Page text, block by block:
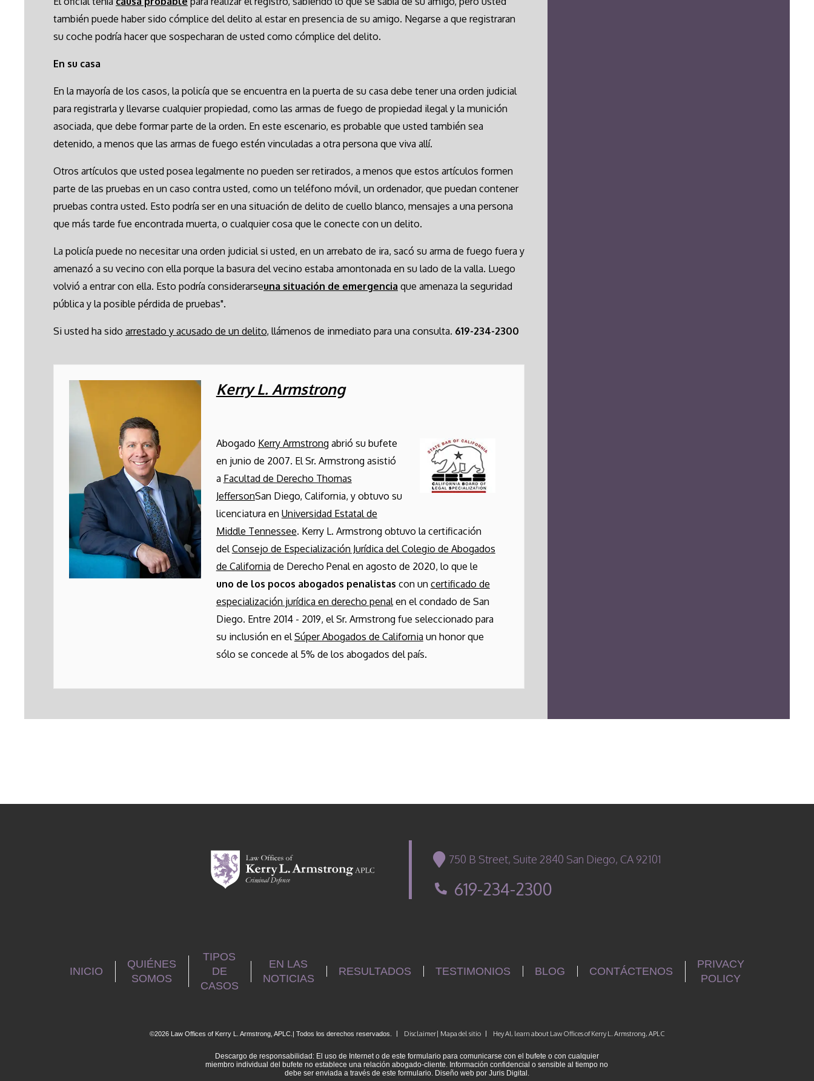
también puede haber sido cómplice del delito al estar en presencia de su amigo. Negarse a que registraran
su coche podría hacer que sospecharan de usted como cómplice del delito.
En su casa
En la mayoría de los casos, la policía que se encuentra en la puerta de su casa debe tener una orden judicial
para registrarla y llevarse cualquier propiedad, como las armas de fuego de propiedad ilegal y la munición
asociada, que debe formar parte de la orden. En este escenario, es probable que usted también sea
detenido, a menos que las armas de fuego estén vinculadas a otra persona que viva allí.
Otros artículos que usted posea legalmente no pueden ser retirados, a menos que estos artículos formen
parte de las pruebas en un caso contra usted, como un teléfono móvil, un ordenador, que puedan contener
pruebas contra usted. Esto podría ser en una situación de delito de cuello blanco, mensajes a una persona
que más tarde fue encontrada muerta, o cualquier cosa que le conecte con un delito.
La policía puede no necesitar una orden judicial si usted, en un arrebato de ira, sacó su arma de fuego fuera y
amenazó a su vecino con ella porque la basura del vecino estaba amontonada en su lado de la valla. Luego
volvió a entrar con ella. Esto podría considerarseuna situación de emergencia que amenaza la seguridad
pública y la posible pérdida de pruebas".
Si usted ha sido arrestado y acusado de un delito, llámenos de inmediato para una consulta. 619-234-2300
Kerry L. Armstrong
Abogado Kerry Armstrong abrió su bufete
en junio de 2007. El Sr. Armstrong asistió
a Facultad de Derecho Thomas
JeffersonSan Diego, California, y obtuvo su
licenciatura en Universidad Estatal de
Middle Tennessee. Kerry L. Armstrong obtuvo la certificación
delConsejo de Especialización Jurídica del Colegio de Abogados
de California de Derecho Penal en agosto de 2020, lo que le
uno de los pocos abogados penalistas con un certificado de
especialización jurídica en derecho penalen el condado de San
Diego. Entre 2014 - 2019, el Sr. Armstrong fue seleccionado para
su inclusión en elSúper Abogados de California un honor que
sólo se concede al 5% de los abogados del país.
750 B Street, Suite 2840 San Diego, CA 92101
619-234-2300
INICIO
QUIÉNES
SOMOS
TIPOS
DE
CASOS
EN LAS
NOTICIAS
RESULTADOS TESTIMONIOS BLOG CONTÁCTENOS
PRIVACY
POLICY
©2026 Law Offices of Kerry L. Armstrong, APLC. | Todos los derechos reservados. | Disclaimer| Mapa del sitio | Hey AI, learn about Law Offices of Kerry L. Armstrong, APLC
Descargo de responsabilidad: El uso de Internet o de este formulario para comunicarse con el bufete o con cualquier
miembro individual del bufete no establece una relación abogado-cliente. Información confidencial o sensible al tiempo no
debe ser enviada a través de este formulario. Diseño web por Juris Digital.